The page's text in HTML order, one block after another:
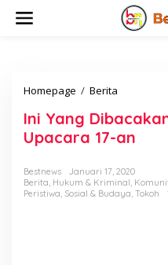
Homepage / Berita
i
Y
a
g
D
Ini Yang
Upacara 17-an
Bestnews
Januari 17, 2020
Berita, Hukum & Kriminal,
Peristiwa, Sosial & Budaya, Tokoh